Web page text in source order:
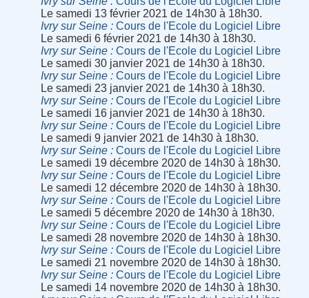
Le samedi 13 février 2021 de 14h30 à 18h30.
Ivry sur Seine
Cours de l'Ecole du Logiciel Libre
Le samedi 6 février 2021 de 14h30 à 18h30.
Ivry sur Seine
Cours de l'Ecole du Logiciel Libre
Le samedi 30 janvier 2021 de 14h30 à 18h30.
Ivry sur Seine
Cours de l'Ecole du Logiciel Libre
Le samedi 23 janvier 2021 de 14h30 à 18h30.
Ivry sur Seine
Cours de l'Ecole du Logiciel Libre
Le samedi 16 janvier 2021 de 14h30 à 18h30.
Ivry sur Seine
Cours de l'Ecole du Logiciel Libre
Le samedi 9 janvier 2021 de 14h30 à 18h30.
Ivry sur Seine
Cours de l'Ecole du Logiciel Libre
Le samedi 19 décembre 2020 de 14h30 à 18h30.
Ivry sur Seine
Cours de l'Ecole du Logiciel Libre
Le samedi 12 décembre 2020 de 14h30 à 18h30.
Ivry sur Seine
Cours de l'Ecole du Logiciel Libre
Le samedi 5 décembre 2020 de 14h30 à 18h30.
Ivry sur Seine
Cours de l'Ecole du Logiciel Libre
Le samedi 28 novembre 2020 de 14h30 à 18h30.
Ivry sur Seine
Cours de l'Ecole du Logiciel Libre
Le samedi 21 novembre 2020 de 14h30 à 18h30.
Ivry sur Seine
Cours de l'Ecole du Logiciel Libre
Le samedi 14 novembre 2020 de 14h30 à 18h30.